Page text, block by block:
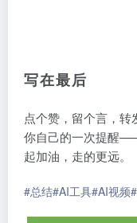
写在最后
点个赞，留个言，
你自己的一次提醒
起加油，走的更远。
#总结#AI工具#AI视频